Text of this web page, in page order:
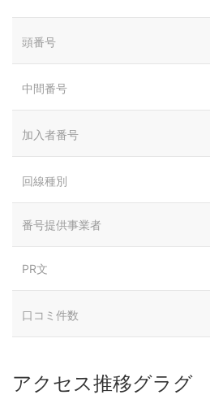
頭番号
中間番号
加入者番号
回線種別
番号提供事業者
PR文
口コミ件数
アクセス推移グラグ